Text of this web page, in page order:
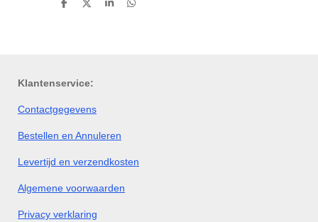
D
D
S
D
Klantenservice:
Contactgegevens
Bestellen en Annuleren
Levertijd en verzendkosten
Algemene voorwaarden
Privacy verklaring